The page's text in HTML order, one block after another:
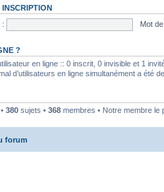
INSCRIPTION
:
Mot
?
en ligne :: 0 inscrit, 0 invisible et 1
d’utilisateurs en ligne simultanément a été de
380 sujets • 368 membres • Notre membre le
forum